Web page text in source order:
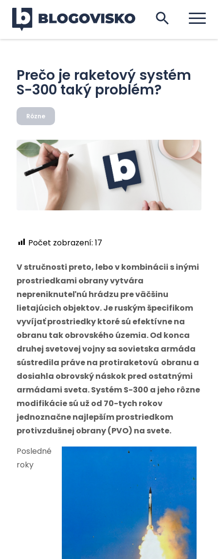
Prečo je raketový systém
S-300 taký problém?
Rôzne
Počet zobrazení: 17
V stručnosti preto, lebo v kombinácii s inými
prostriedkami obrany vytvára
nepreniknuteľnú hrádzu pre väčšinu
lietajúcich objektov. Je ruským špecifikom
vyvíjať prostriedky ktoré sú efektívne na
obranu tak obrovského územia. Od konca
druhej svetovej vojny sa sovietska armáda
sústredila práve na protiraketovú obranu a
dosiahla obrovský náskok pred ostatnými
armádami sveta. Systém S-300 a jeho rôzne
modifikácie sú už od 70-tych rokov
jednoznačne najlepším prostriedkom
protivzdušnej obrany (PVO) na svete.
Posledné
roky